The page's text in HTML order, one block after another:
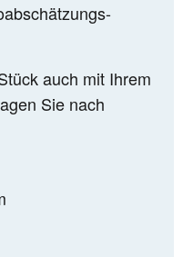
auch mit Ihrem
Sie nach